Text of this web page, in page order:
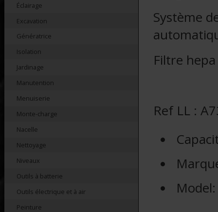
Éclairage
Excavation
Génératrice
Isolation
Jardinage
Manutention
Menuiserie
Monte-charge
Nacelle
Nettoyage
Niveaux
Outils à batterie
Outils électrique et à air
Peinture
Système
Filtre
Ref LL :